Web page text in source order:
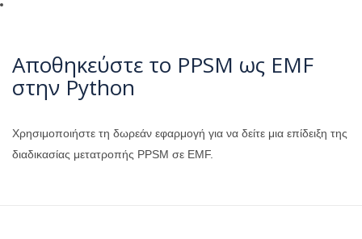
Αποθηκεύστε το PPSM ως EMF
στην Python
Χρησιμοποιήστε τη δωρεάν εφαρμογή για να δείτε μια επίδειξη της
διαδικασίας μετατροπής PPSM σε EMF.